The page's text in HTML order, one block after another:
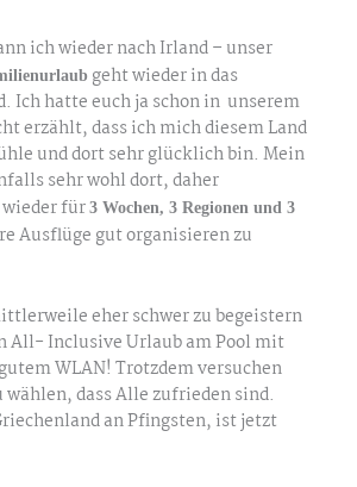
ich wieder nach Irland – unser
geht wieder in das
Ich hatte euch ja schon in unserem
erzählt, dass ich mich diesem Land
und dort sehr glücklich bin. Mein
sehr wohl dort, daher
für 3 Wochen, 3 Regionen und 3
Ausflüge gut organisieren zu
eher schwer zu begeistern
All- Inclusive Urlaub am Pool mit
WLAN! Trotzdem versuchen
wählen, dass Alle zufrieden sind.
an Pfingsten, ist jetzt